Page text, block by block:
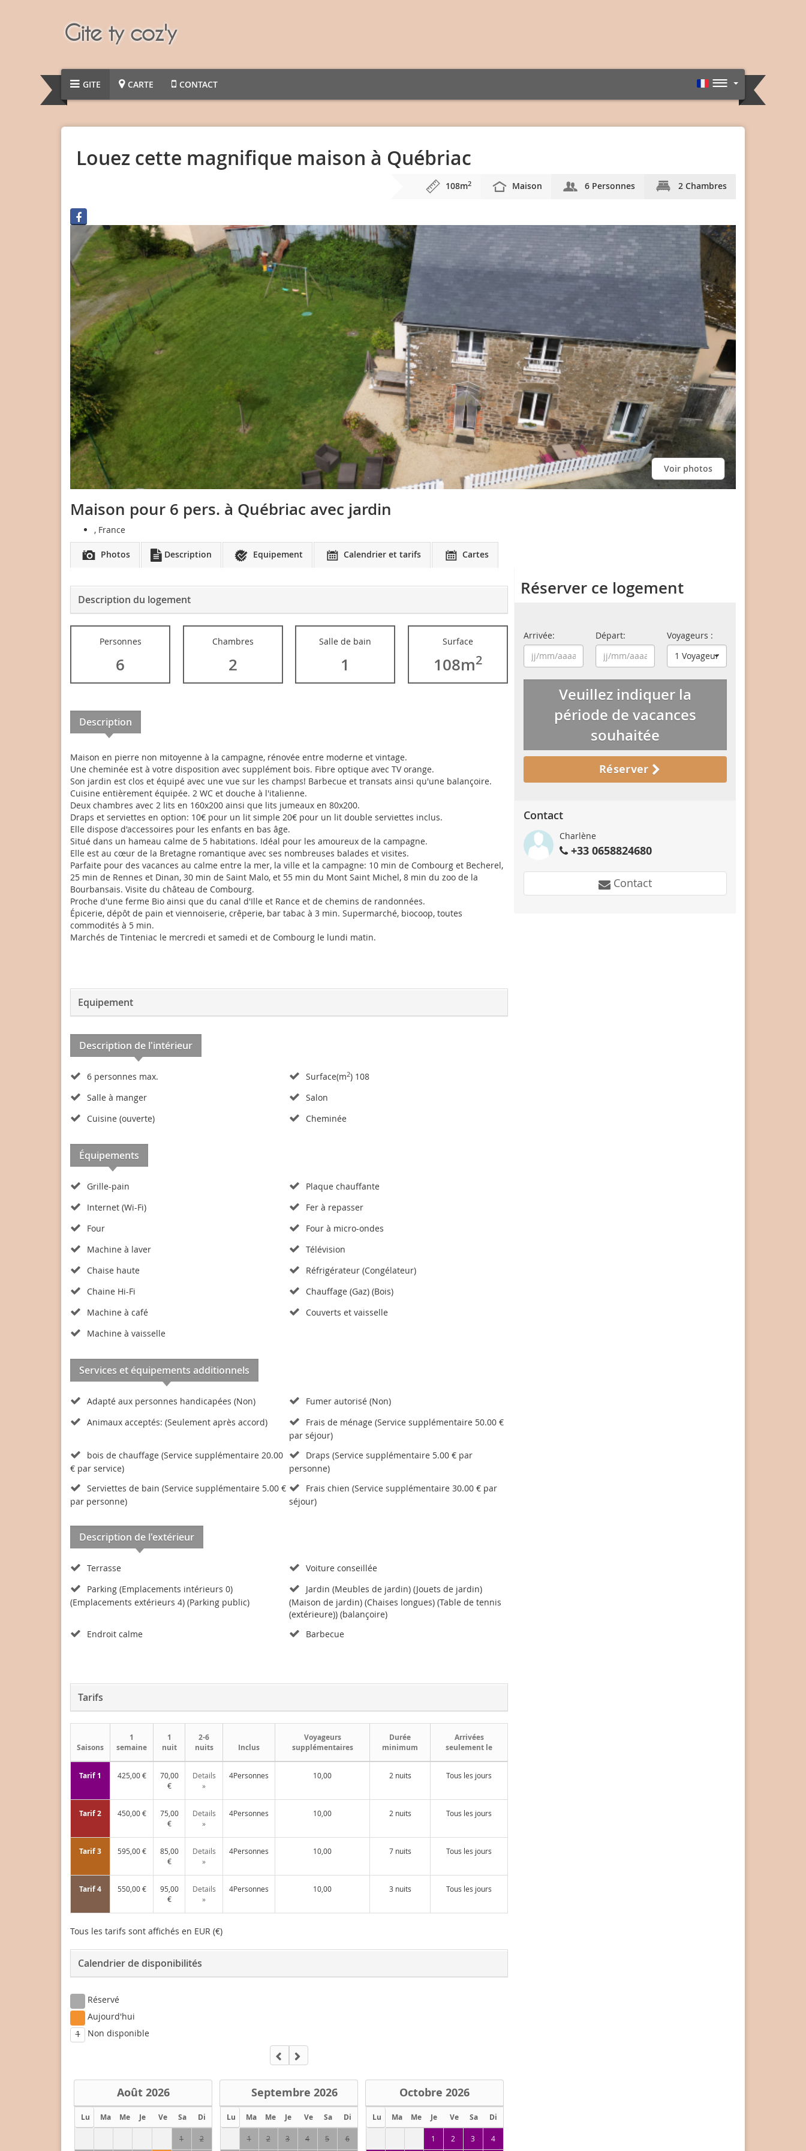
Gite ty coz'y
GITE CARTE CONTACT
Louez cette magnifique maison à Québriac
2 Chambres
6 Personnes
Maison
108m2
Voir photos
Maison pour 6 pers. à Québriac avec jardin
, France
Photos Description Equipement Calendrier et tarifs Cartes
Réserver ce logement
Arrivée: Départ:
Voyageurs :
1 Voyageur
Veuillez indiquer la
période de vacances
souhaitée
Réserver
Contact
Charlène
+33 0658824680
Contact
Description du logement
Personnes
6
Chambres
2
Salle de bain
1
Surface
108m2
Description
Maison en pierre non mitoyenne à la campagne, rénovée entre moderne et vintage.
Une cheminée est à votre disposition avec supplément bois. Fibre optique avec TV orange.
Son jardin est clos et équipé avec une vue sur les champs! Barbecue et transats ainsi qu'une balançoire.
Cuisine entièrement équipée. 2 WC et douche à l'italienne.
Deux chambres avec 2 lits en 160x200 ainsi que lits jumeaux en 80x200.
Draps et serviettes en option: 10€ pour un lit simple 20€ pour un lit double serviettes inclus.
Elle dispose d'accessoires pour les enfants en bas âge.
Situé dans un hameau calme de 5 habitations. Idéal pour les amoureux de la campagne.
Elle est au cœur de la Bretagne romantique avec ses nombreuses balades et visites.
Parfaite pour des vacances au calme entre la mer, la ville et la campagne: 10 min de Combourg et Becherel,
25 min de Rennes et Dinan, 30 min de Saint Malo, et 55 min du Mont Saint Michel, 8 min du zoo de la
Bourbansais. Visite du château de Combourg.
Proche d'une ferme Bio ainsi que du canal d'Ille et Rance et de chemins de randonnées.
Épicerie, dépôt de pain et viennoiserie, crêperie, bar tabac à 3 min. Supermarché, biocoop, toutes
commodités à 5 min.
Marchés de Tinteniac le mercredi et samedi et de Combourg le lundi matin.
Equipement
Description de l'intérieur
6 personnes max. Surface(m2) 108
Salle à manger
Salon
Cuisine (ouverte)
Cheminée
Équipements
Grille-pain
Plaque chauffante
Internet (Wi-Fi)
Fer à repasser
Four
Four à micro-ondes
Machine à laver
Télévision
Chaise haute
Réfrigérateur (Congélateur)
Chaine Hi-Fi
Chauffage (Gaz) (Bois)
Machine à café
Couverts et vaisselle
Machine à vaisselle
Services et équipements additionnels
Adapté aux personnes handicapées (Non)
Fumer autorisé (Non)
Animaux acceptés: (Seulement après accord)
Frais de ménage (Service supplémentaire 50.00 €
par séjour)
bois de chauffage (Service supplémentaire 20.00
€ par service)
Draps (Service supplémentaire 5.00 € par
personne)
Serviettes de bain (Service supplémentaire 5.00 €
par personne)
Frais chien (Service supplémentaire 30.00 € par
séjour)
Description de l'extérieur
Terrasse
Voiture conseillée
Parking (Emplacements intérieurs 0)
(Emplacements extérieurs 4) (Parking public)
Jardin (Meubles de jardin) (Jouets de jardin)
(Maison de jardin) (Chaises longues) (Table de tennis
(extérieure)) (balançoire)
Endroit calme
Barbecue
Tarifs
Saisons
1
semaine
1
nuit
2-6
nuits
Inclus
Voyageurs
supplémentaires
Durée
minimum
Arrivées
seulement le
Tarif 1 425,00 €
70,00
€
Details
»
4Personnes 10,00 2 nuits Tous les jours
Tarif 2 450,00 €
75,00
€
Details
»
4Personnes 10,00 2 nuits Tous les jours
Tarif 3 595,00 €
85,00
€
Details
»
4Personnes 10,00 7 nuits Tous les jours
Tarif 4 550,00 €
95,00
€
Details
»
4Personnes 10,00 3 nuits Tous les jours
Tous les tarifs sont affichés en EUR (€)
Calendrier de disponibilités
Réservé
Aujourd'hui
1
Non disponible
Août 2026
Lu Ma Me Je Ve Sa Di
1 2
Septembre 2026
Lu Ma Me Je Ve Sa Di
1 2 3 4 5 6
Octobre 2026
Lu Ma Me Je Ve Sa Di
1 2 3 4